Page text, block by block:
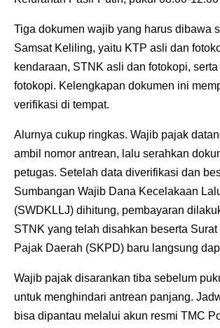
Tiga dokumen wajib yang harus dibawa
Samsat Keliling, yaitu KTP asli dan
kendaraan, STNK asli dan fotokopi,
fotokopi. Kelengkapan dokumen ini
verifikasi di tempat.
Alurnya cukup ringkas. Wajib pajak
ambil nomor antrean, lalu serahkan
petugas. Setelah data diverifikasi dan
Sumbangan Wajib Dana Kecelakaan
(SWDKLLJ) dihitung, pembayaran
STNK yang telah disahkan beserta Surat
Pajak Daerah (SKPD) baru langsung
Wajib pajak disarankan tiba sebelum
untuk menghindari antrean panjang.
bisa dipantau melalui akun resmi TMC